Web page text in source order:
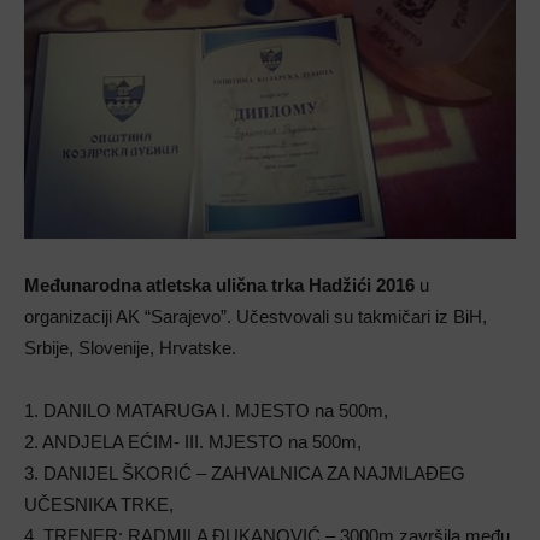
Međunarodna atletska ulična trka Hadžići 2016 u
organizaciji AK “Sarajevo”. Učestvovali su takmičari iz BiH,
Srbije, Slovenije, Hrvatske.
1. DANILO MATARUGA I. MJESTO na 500m,
2. ANDJELA EĆIM- III. MJESTO na 500m,
3. DANIJEL ŠKORIĆ – ZAHVALNICA ZA NAJMLAĐEG
UČESNIKA TRKE,